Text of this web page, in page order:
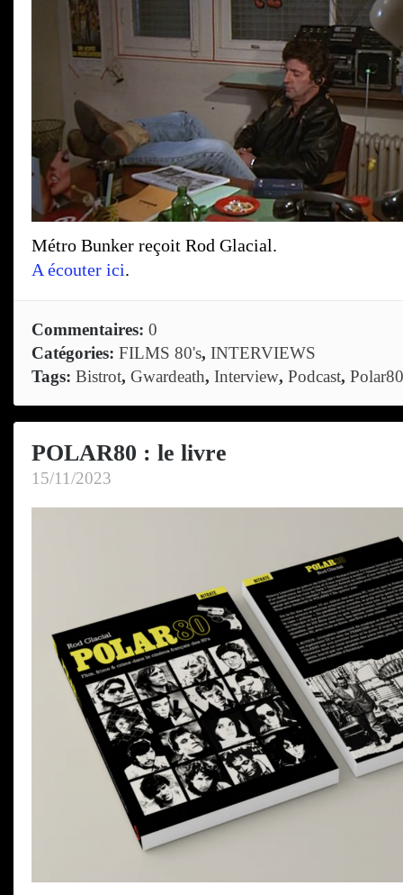
Métro Bunker reçoit Rod Glacial.
A écouter ici.
Commentaires: 0
Catégories: FILMS 80's, INTERVIEWS
Tags: Bistrot, Gwardeath, Interview, Podcast, Polar80
POLAR80 : le livre
15/11/2023